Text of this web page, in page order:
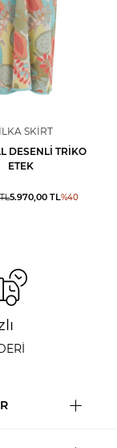
SKIRT
DESENLI TRIKO
ETEK
5.970,00 TL%40